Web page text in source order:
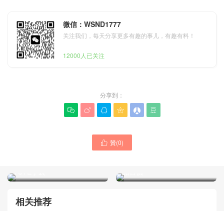
微信：WSND1777
关注我们，每天分享更多有趣的事儿，有趣有料！
12000人已关注
分享到：
     
 贊(0)
站專賣店的銷售價格 ARCO
BOTTEGA VENETA 24新款
相关推荐